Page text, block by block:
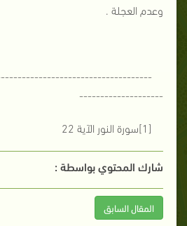
وعدم العجلة .
--------------------
[1]سورة النور الآية 22
شارك المحتوي بواسطة :
المقال السابق